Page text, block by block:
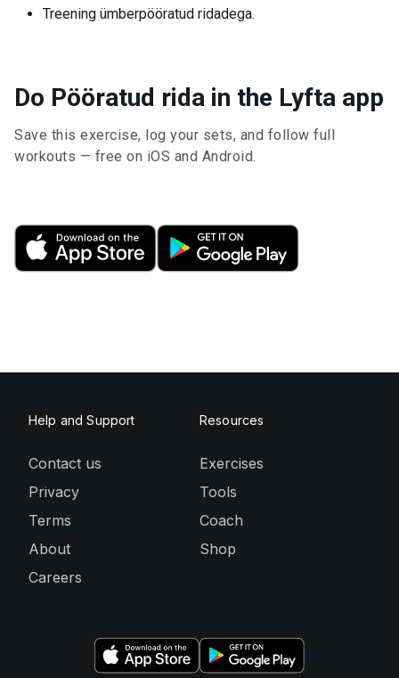
Treening ümberpööratud ridadega.
Do Pööratud rida in the Lyfta app
Save this exercise, log your sets, and follow full
workouts — free on iOS and Android.
Help and Support
Contact us
Privacy
Terms
About
Careers
Resources
Exercises
Tools
Coach
Shop